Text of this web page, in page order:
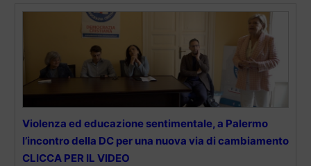
Violenza ed educazione sentimentale, a Palermo
l’incontro della DC per una nuova via di cambiamento
CLICCA PER IL VIDEO